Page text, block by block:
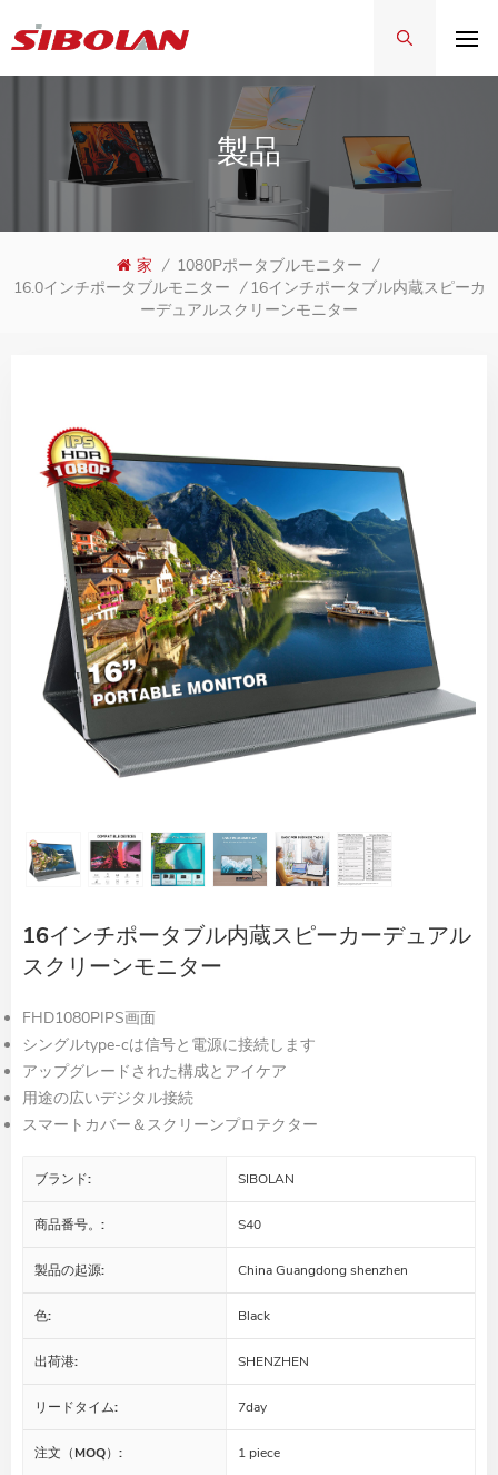
製品
家 / 1080Pポータブルモニター /
16.0インチポータブルモニター / 16インチポータブル内蔵スピーカ
ーデュアルスクリーンモニター
16インチポータブル内蔵スピーカーデュアル
スクリーンモニター
FHD1080PIPS画面
シングルtype-cは信号と電源に接続します
アップグレードされた構成とアイケア
用途の広いデジタル接続
スマートカバー＆スクリーンプロテクター
ブランド: SIBOLAN
商品番号。: S40
製品の起源: China Guangdong shenzhen
色: Black
出荷港: SHENZHEN
リードタイム: 7day
注文（MOQ）: 1 piece